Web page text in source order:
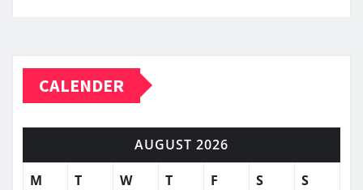
CALENDER
AUGUST 2026
M
T W T F S S